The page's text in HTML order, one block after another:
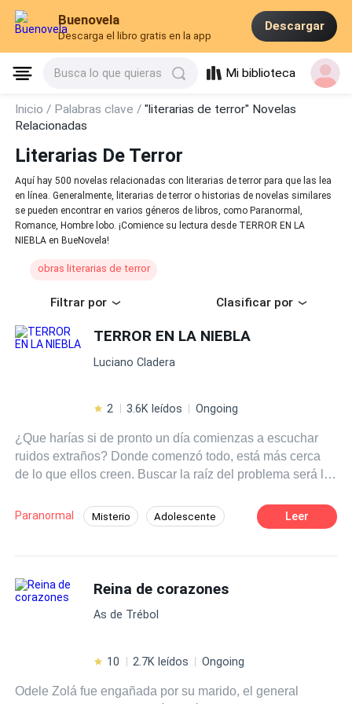
Buenovela
Descarga el libro gratis en la app
Descargar
Busca lo que quieras Mi biblioteca
Inicio / Palabras clave /"literarias de terror" Novelas
Relacionadas
Literarias De Terror
Aquí hay 500 novelas relacionadas con literarias de terror para que las lea
en línea. Generalmente, literarias de terror o historias de novelas similares
se pueden encontrar en varios géneros de libros, como Paranormal,
Romance, Hombre lobo. ¡Comience su lectura desde TERROR EN LA
NIEBLA en BueNovela!
obras literarias de terror
Filtrar por Clasificar por
TERROR EN LA NIEBLA
Luciano Cladera
2 3.6K leídos Ongoing
¿Que harías si de pronto un día comienzas a escuchar
ruidos extraños? Donde comenzó todo, está más cerca
de lo que ellos creen. Buscar la raíz del problema será la
Paranormal Misterio Adolescente Leer
Reina de corazones
As de Trébol
10 2.7K leídos Ongoing
Odele Zolá fue engañada por su marido, el general